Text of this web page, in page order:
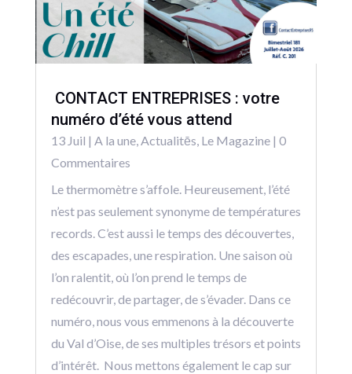
CONTACT ENTREPRISES : votre
numéro d’été vous attend
13 Juil | A la une,Actualitēs, Le Magazine| 0
Commentaires
Le thermomètre s’affole. Heureusement, l’été
n’est pas seulement synonyme de températures
records. C’est aussi le temps des découvertes,
des escapades, une respiration. Une saison où
l’on ralentit, où l’on prend le temps de
redécouvrir, de partager, de s’évader. Dans ce
numéro, nous vous emmenons à la découverte
du Val d’Oise, de ses multiples trésors et points
d’intérêt. Nous mettons également le cap sur